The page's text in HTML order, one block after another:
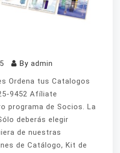
By admin
Ordena tus Catalogos
9452 Afíliate
programa de Socios. La
deberás elegir
de nuestras
de Catálogo, Kit de